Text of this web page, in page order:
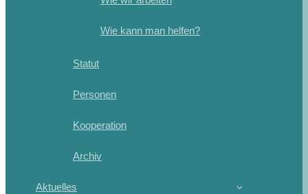
Wie kann man helfen?
Statut
Personen
Kooperation
Archiv
Aktuelles